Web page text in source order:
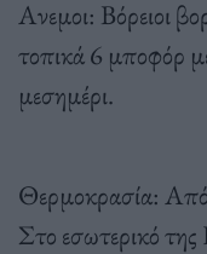
Ανεμοι: Βόρειοι
τοπικά 6 μποφόρ
μεσημέρι.
Θερμοκρασία:
Στο εσωτερικό